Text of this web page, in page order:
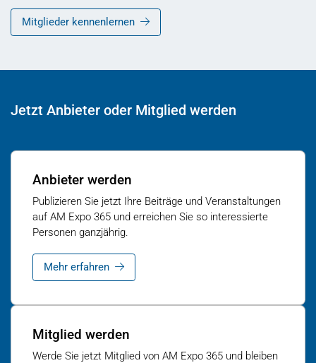
Mitglieder kennenlernen
Jetzt Anbieter oder Mitglied werden
Anbieter werden
Publizieren Sie jetzt Ihre Beiträge und Veranstaltungen
auf AM Expo 365 und erreichen Sie so interessierte
Personen ganzjährig.
Mehr erfahren
Mitglied werden
Werde Sie jetzt Mitglied von AM Expo 365 und bleiben